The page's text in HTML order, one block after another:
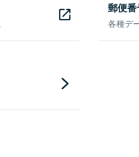
郵便
各種デ